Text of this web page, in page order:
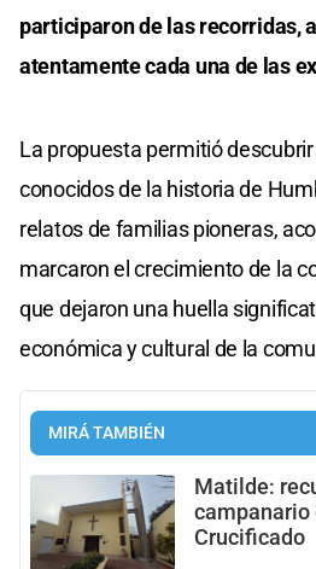
participaron de las recorridas,
atentamente cada una de las
La propuesta permitió
conocidos de la historia de
relatos de familias pioneras,
marcaron el crecimiento de la
que dejaron una huella
económica y cultural de la
MIRÁ TAMBIÉN
Matilde:
campanario
Crucificado